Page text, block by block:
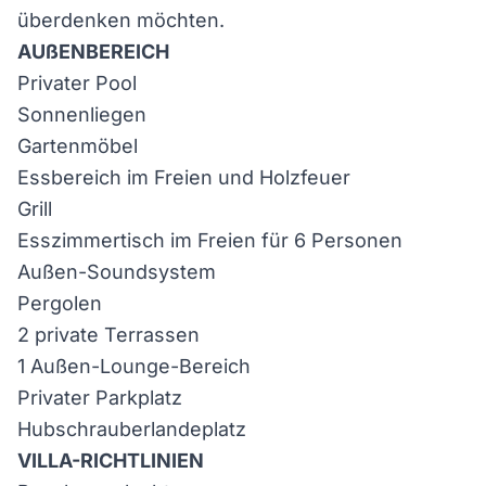
überdenken möchten.
AUßENBEREICH
Privater Pool
Sonnenliegen
Gartenmöbel
Essbereich im Freien und Holzfeuer
Grill
Esszimmertisch im Freien für 6 Personen
Außen-Soundsystem
Pergolen
2 private Terrassen
1 Außen-Lounge-Bereich
Privater Parkplatz
Hubschrauberlandeplatz
VILLA-RICHTLINIEN